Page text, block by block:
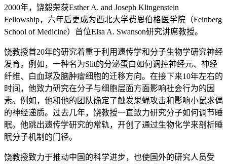
2000年，饶毅荣获Esther A. and Joseph Klingenstein
Fellowship，六年后更成为西北大学费恩伯格医学院（Feinberg
School of Medicine）首位Elsa A. Swanson研究讲席教授。
饶教授首20年的研究着重于利用遗传学和分子生物学研究神经
发育。例如，一种名为Slit的分泌蛋白如何调控神经元、神经
纤维、白血球及脑肿瘤细胞的迁移方向。在接下来10年左右的
时间，他致力研究在分子与细胞层面方面影响社会行为的因
素。例如，他和他的团队确定了触发果蝇攻击和影响小鼠求偶
的神经递质。过去几年，饶教授一直致力研究分子如何调节睡
眠。他跳出遗传学研究的常轨，开创了通过生物化学来剖析睡
眠分子机制的门径。
饶教授致力于推动中国的科学进步，也使国外的研究人员受